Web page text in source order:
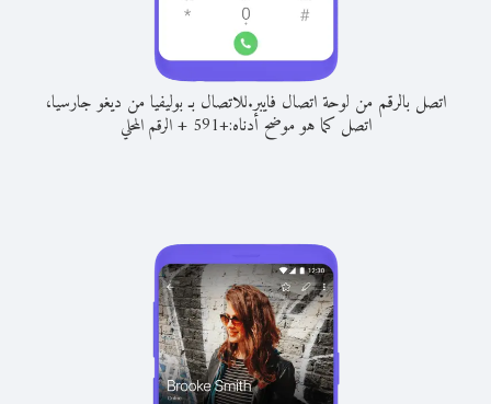
اتصل بالرقم من لوحة اتصال فايبر.للاتصال بـ بوليفيا من ديغو جارسيا،
اتصل كما هو موضح أدناه:+
591
+الرقم المحلي